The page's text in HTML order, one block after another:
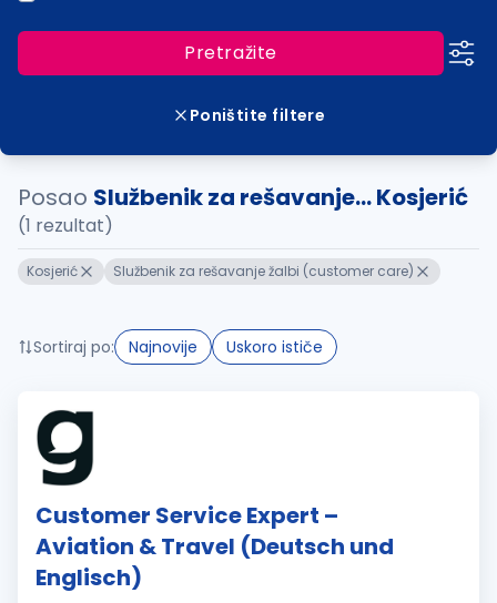
Pretražite
Poništite filtere
Posao Službenik za rešavanje... Kosjerić
(1 rezultat)
Kosjerić Službenik za rešavanje žalbi (customer care)
Sortiraj po: Najnovije Uskoro ističe
Customer Service Expert –
Aviation & Travel (Deutsch und
Englisch)